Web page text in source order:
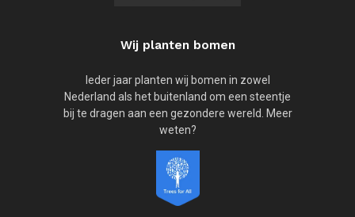
Wij planten bomen
Ieder jaar planten wij bomen in zowel
Nederland als het buitenland om een steentje
bij te dragen aan een gezondere wereld. Meer
weten?